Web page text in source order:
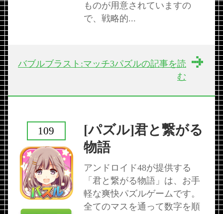
ものが用意されていますの
で、戦略的...
バブルブラスト:マッチ3パズルの記事を読
む
[パズル]君と繋がる
物語
アンドロイド48が提供する
「君と繋がる物語」は、お手
軽な爽快パズルゲームです。
全てのマスを通って数字を順
109